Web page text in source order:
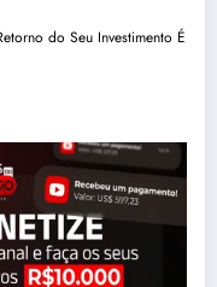
do Seu Investimento É